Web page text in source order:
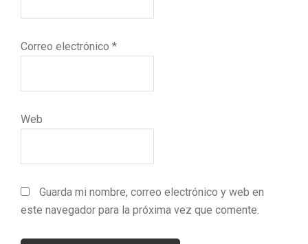
Correo electrónico *
Web
Guarda mi nombre, correo electrónico y web en
este navegador para la próxima vez que comente.